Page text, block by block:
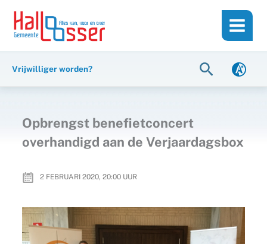
inhoud
naar
Vrijwilliger worden? Zoeken
Opbrengst benefietconcert
overhandigd aan de Verjaardagsbox
2 FEBRUARI 2020, 20:00UUR